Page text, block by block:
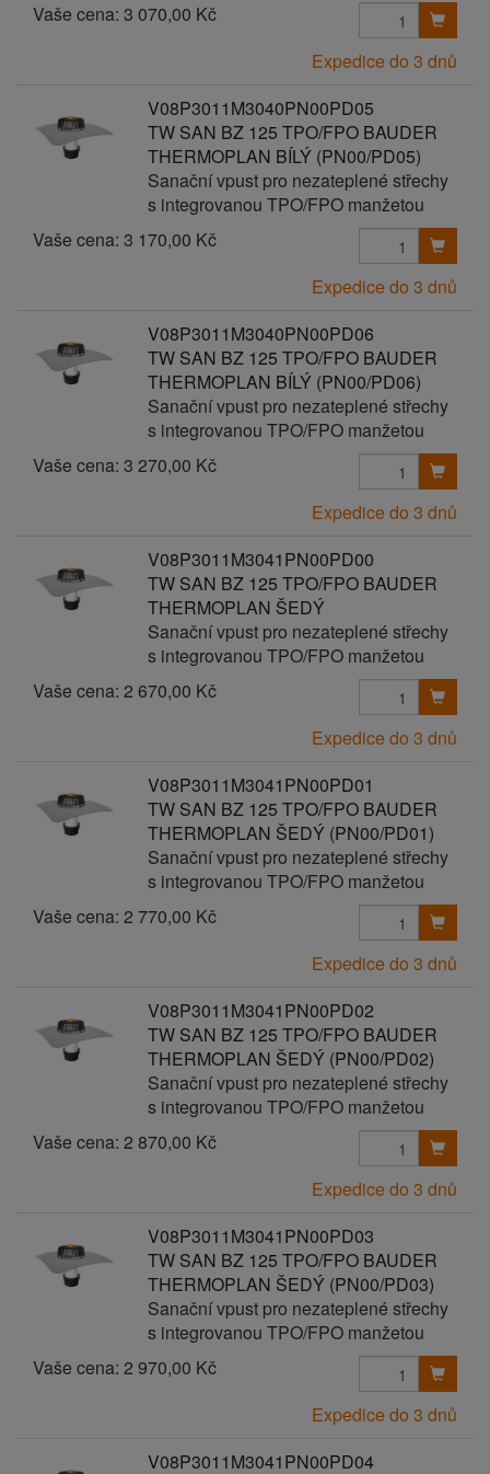
Vaše cena: 3 070,00 Kč
Expedice do 3 dnů
V08P3011M3040PN00PD05
TW SAN BZ 125 TPO/FPO BAUDER
THERMOPLAN BÍLÝ (PN00/PD05)
Sanační vpust pro nezateplené střechy
s integrovanou TPO/FPO manžetou
Vaše cena: 3 170,00 Kč
Expedice do 3 dnů
V08P3011M3040PN00PD06
TW SAN BZ 125 TPO/FPO BAUDER
THERMOPLAN BÍLÝ (PN00/PD06)
Sanační vpust pro nezateplené střechy
s integrovanou TPO/FPO manžetou
Vaše cena: 3 270,00 Kč
Expedice do 3 dnů
V08P3011M3041PN00PD00
TW SAN BZ 125 TPO/FPO BAUDER
THERMOPLAN ŠEDÝ
Sanační vpust pro nezateplené střechy
s integrovanou TPO/FPO manžetou
Vaše cena: 2 670,00 Kč
Expedice do 3 dnů
V08P3011M3041PN00PD01
TW SAN BZ 125 TPO/FPO BAUDER
THERMOPLAN ŠEDÝ (PN00/PD01)
Sanační vpust pro nezateplené střechy
s integrovanou TPO/FPO manžetou
Vaše cena: 2 770,00 Kč
Expedice do 3 dnů
V08P3011M3041PN00PD02
TW SAN BZ 125 TPO/FPO BAUDER
THERMOPLAN ŠEDÝ (PN00/PD02)
Sanační vpust pro nezateplené střechy
s integrovanou TPO/FPO manžetou
Vaše cena: 2 870,00 Kč
Expedice do 3 dnů
V08P3011M3041PN00PD03
TW SAN BZ 125 TPO/FPO BAUDER
THERMOPLAN ŠEDÝ (PN00/PD03)
Sanační vpust pro nezateplené střechy
s integrovanou TPO/FPO manžetou
Vaše cena: 2 970,00 Kč
Expedice do 3 dnů
V08P3011M3041PN00PD04